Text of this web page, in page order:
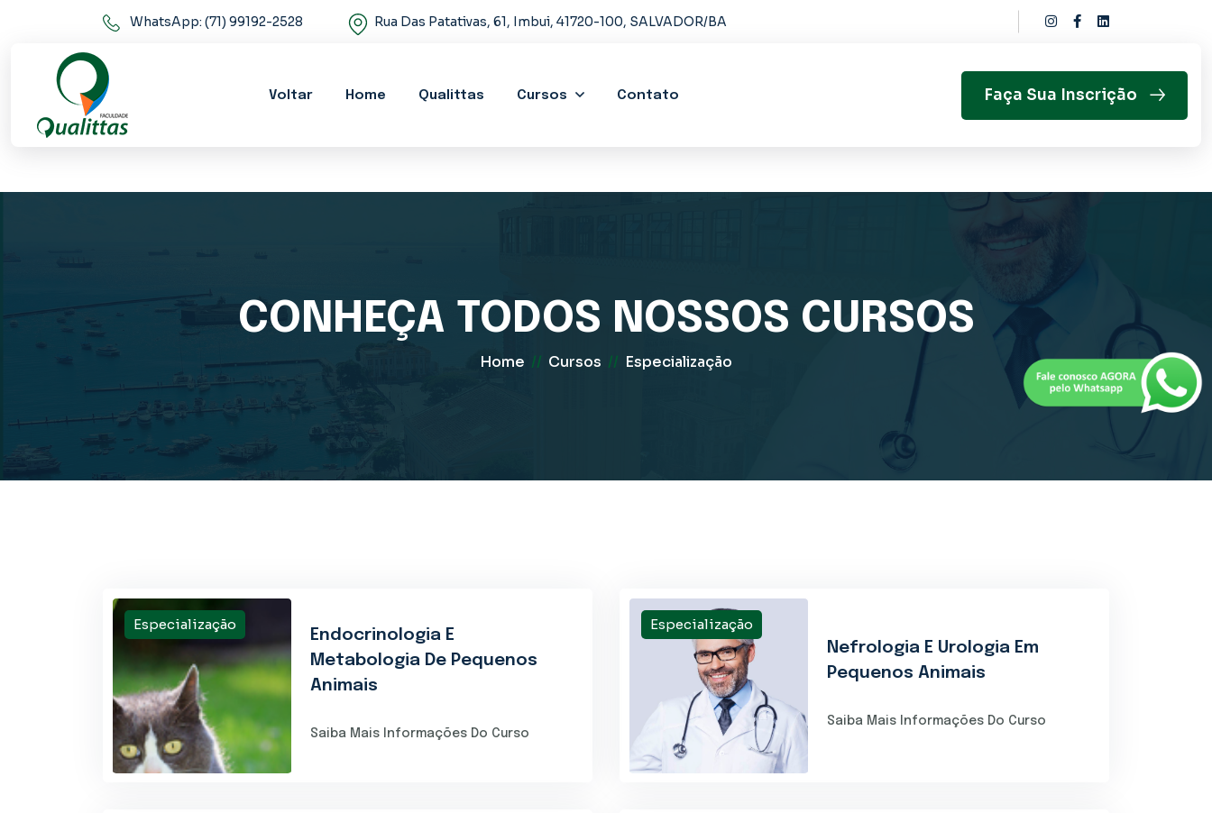
WhatsApp: (71) 99192-2528 Rua Das Patativas, 61, Imbui, 41720-100, SALVADOR/BA
Voltar Home Qualittas Cursos Contato Faça Sua Inscrição
CONHEÇA TODOS NOSSOS CURSOS
Home // Cursos // Especialização
Especialização
Endocrinologia E
Metabologia De Pequenos
Animais
Saiba Mais Informações Do Curso
Especialização
Nefrologia E Urologia Em
Pequenos Animais
Saiba Mais Informações Do Curso